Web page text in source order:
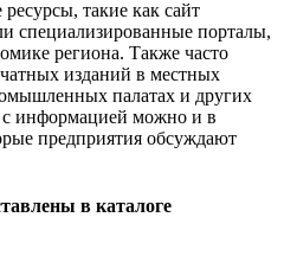
такие как сайт
специализированные порталы,
региона. Также часто
изданий в местных
палатах и других
с информацией можно и в
предприятия обсуждают
в каталоге